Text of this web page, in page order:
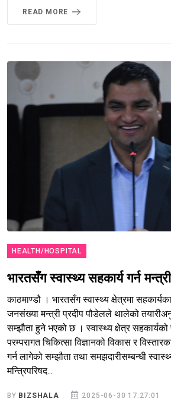
READ MORE
HEALTH/HOSPITAL
भारतसँग स्वास्थ्य सहकार्य गर्न
काठमाण्डौ । भारतसँग स्वास्थ्य क्षेत्रमा
जनसंख्या मन्त्री प्रदीप पौडेलले थालेको
सम्झौता हुने भएको छ । स्वास्थ्य क्षेत्र
परम्परागत चिकित्सा विज्ञानको विकास र
गर्न लागेको सम्झौता तथा समझदारीसम्बन्धी
मन्त्रिपरिषद...
BY BIZSHALA 2025-06-30 17:27:01